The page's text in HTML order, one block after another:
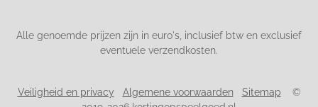
Alle genoemde prijzen zijn in euro's, inclusief btw en exclusief
eventuele verzendkosten.
Veiligheid en privacy Algemene voorwaarden Sitemap ©